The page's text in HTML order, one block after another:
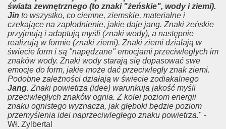
świata zewnętrznego (to znaki "żeńskie", wody i ziemi).
Jin to wszystko, co ciemne, ziemskie, materialne i
czekające na zapłodnienie, jakie daje jang. Znaki żeńskie
przyjmują i adaptują myśli (znaki wody), a następnie
realizują w formie (znaki ziemi). Znaki ziemi działają w
świecie form i są "napędzane" emocjami przeciwległych im
znaków wody. Znaki wody starają się dopasować swe
emocje do form, jakie może dać przeciwległy znak ziemi.
Podobne zależności działają w świecie zodiakalnego
Jang. Znaki powietrza (idee) warunkują jakość myśli
przeciwległych znaków ognia. Z kolei poziom energii
znaku ognistego wyznacza, jak głęboki będzie poziom
przemyślenia idei naprzeciwległego znaku powietrza." -
Wł. Zylbertal